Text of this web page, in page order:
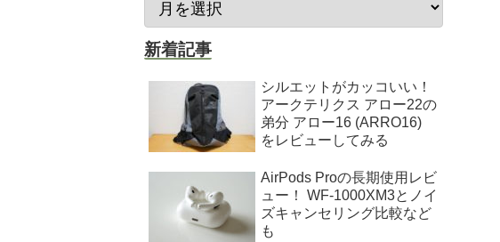
新着記事
シルエットがカッコいい！
アークテリクス アロー22の
弟分 アロー16 (ARRO16)
をレビューしてみる
AirPods Proの長期使用レビ
ュー！ WF-1000XM3とノイ
ズキャンセリング比較など
も